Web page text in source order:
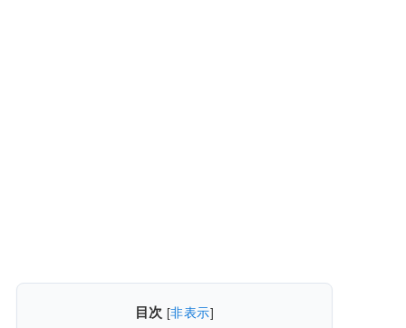
目次 [非表示]